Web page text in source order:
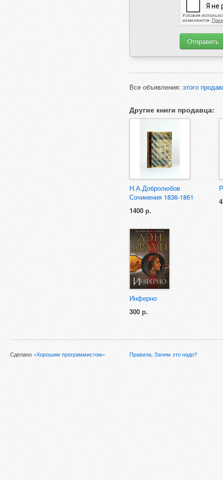
Все объявления: этого
Другие книги продавца:
Н.А.Добролюбов
Сочинения 1836-1861
1400 р.
Инферно
300 р.
Сделано «Хорошим программистом» Правила, Зачем это надо?